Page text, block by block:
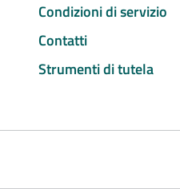
Condizioni di servizio
Contatti
Strumenti di tutela